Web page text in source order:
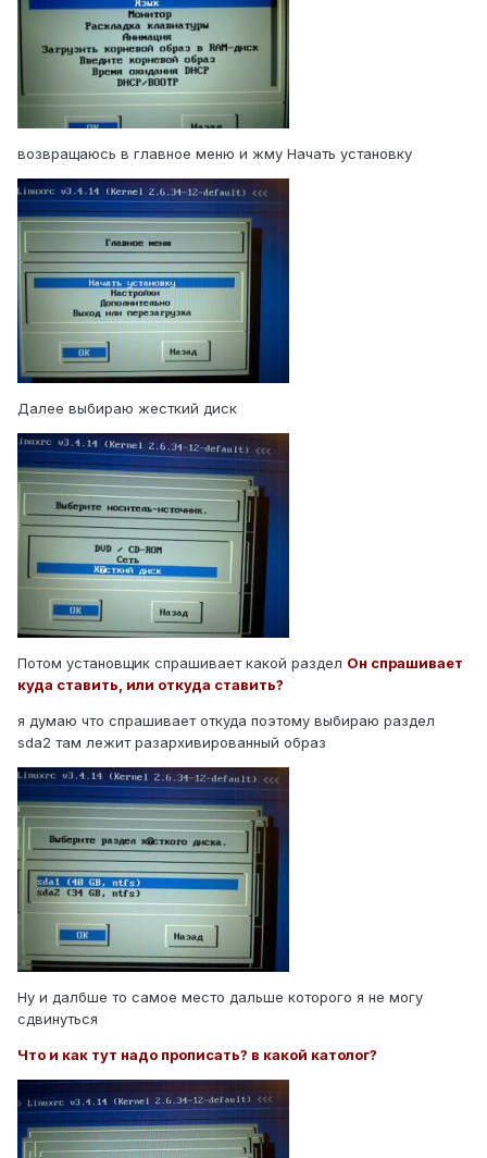
возвращаюсь в главное меню и жму Начать установку
Далее выбираю жесткий диск
Потом установщик спрашивает какой раздел Он спрашивает
куда ставить, или откуда ставить?
я думаю что спрашивает откуда поэтому выбираю раздел
sda2 там лежит разархивированный образ
Ну и далбше то самое место дальше которого я не могу
сдвинуться
Что и как тут надо прописать? в какой католог?